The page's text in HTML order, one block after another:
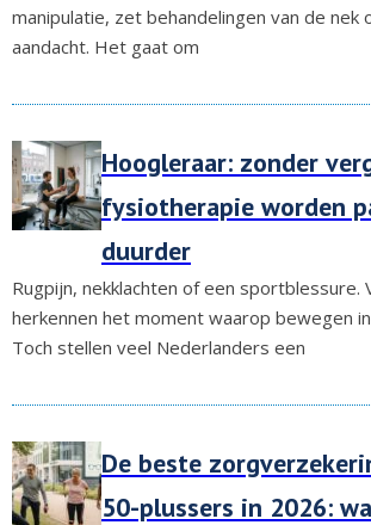
manipulatie, zet behandelingen van de nek
aandacht. Het gaat om
Hoogleraar: zonder
fysiotherapie worden
duurder
Rugpijn, nekklachten of een sportblessure.
herkennen het moment waarop bewegen
Toch stellen veel Nederlanders een
De beste
50-plussers in 2026: